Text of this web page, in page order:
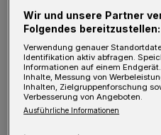
"Hier ist es ja richtig
brauchen schließlich
Branchen", war 2017
Oberbürgermeister
Wir und unsere Partner
Folgendes bereitzustellen:
Verwendung genauer
Identifikation aktiv abfragen.
Informationen auf einem
Inhalte, Messung von
Inhalten, Zielgruppenforschung
Verbesserung von Angeboten.
Ausführliche Informationen